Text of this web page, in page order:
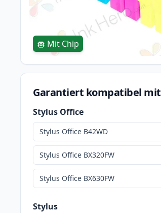
Mit Chip
Garantiert kompatibel mit
Stylus Office
Stylus Office B42WD
Stylus Office BX320FW
Stylus Office BX630FW
Stylus